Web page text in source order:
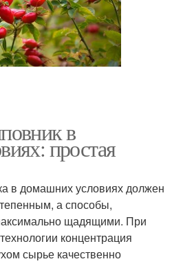
в
простая
в домашних условиях должен
а способы,
щадящими. При
концентрация
сырье качественно